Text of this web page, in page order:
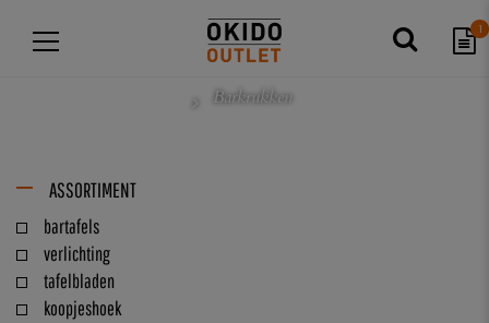
1
Barkrukken
ASSORTIMENT
bartafels
verlichting
tafelbladen
koopjeshoek